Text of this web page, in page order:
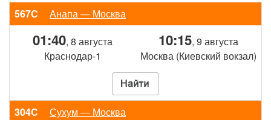
567С
Анапа — Москва
01:40, 8 августа
Краснодар-1
10:15, 9 августа
Москва (Киевский вокзал)
304С Сухум — Москва